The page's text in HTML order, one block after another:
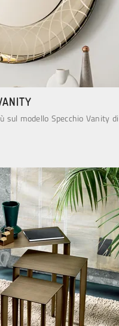
sul modello Specchio Vanity di